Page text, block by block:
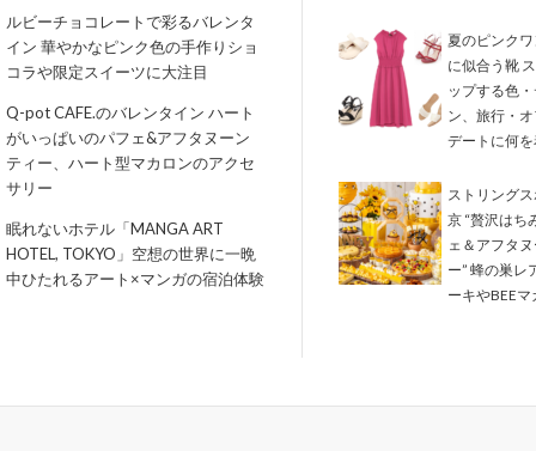
ルビーチョコレートで彩るバレンタ
イン 華やかなピンク色の手作りショ
コラや限定スイーツに大注目
Q-pot CAFE.のバレンタイン ハート
がいっぱいのパフェ&アフタヌーン
ティー、ハート型マカロンのアクセ
サリー
眠れないホテル「MANGA ART
HOTEL, TOKYO」空想の世界に一晩
中ひたれるアート×マンガの宿泊体験
夏のピンク
に似合う靴
ップする色
ン、旅行・
デートに何
ストリング
京 “贅沢はち
ェ＆アフタ
ー” 蜂の巣レ
ーキやBEEマ